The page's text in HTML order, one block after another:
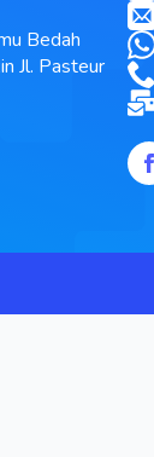
Bedah
Jl. Pasteur